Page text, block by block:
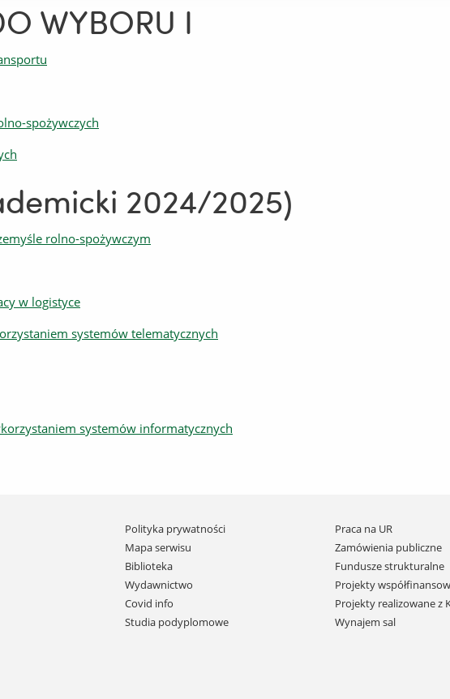
WYBORU I
spożywczych
2024/2025)
rolno-spożywczym
w logistyce
systemów telematycznych
systemów informatycznych
Pomiń
nawigację
i
przejdź
do
treści
Polityka prywatności
Mapa serwisu
Biblioteka
Wydawnictwo
Covid info
Studia podyplomowe
Praca na UR
Zamówienia publiczne
Fundusze strukturalne
Projekty
Projekty realizowane z
Wynajem sal